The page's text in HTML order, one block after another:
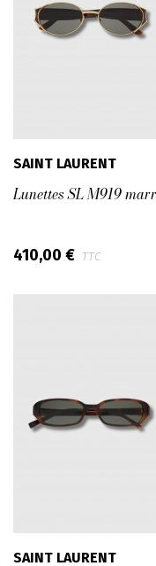
SAINT LAURENT
Lunettes SL M919
410,00 € TTC
SAINT LAURENT